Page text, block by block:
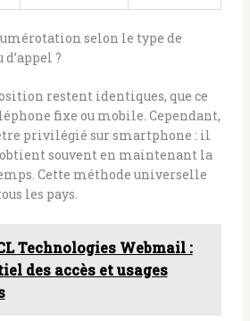
selon le type de
?
restent identiques, que ce
fixe ou mobile. Cependant,
privilégié sur smartphone : il
souvent en maintenant la
Cette méthode universelle
les pays.
Technologies Webmail :
des accès et usages